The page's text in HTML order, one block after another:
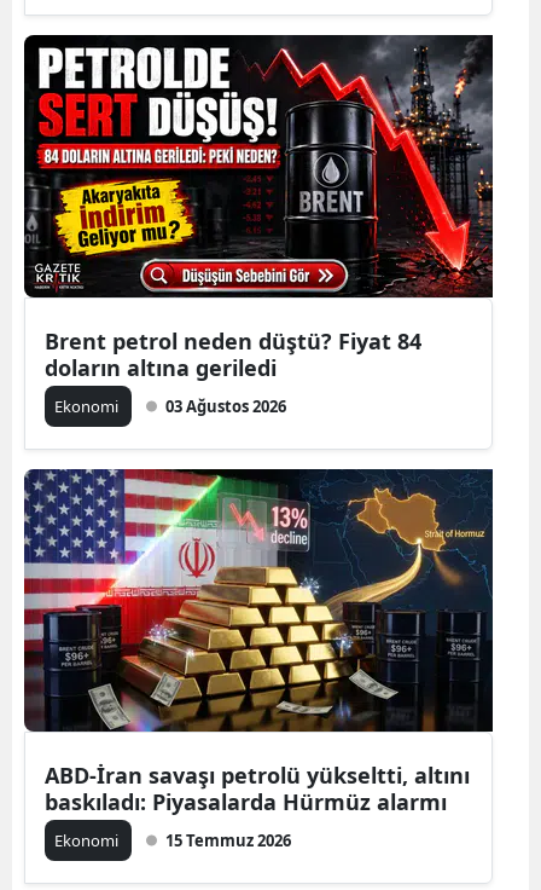
Brent petrol neden düştü? Fiyat 84
doların altına geriledi
Ekonomi 03 Ağustos 2026
ABD-İran savaşı petrolü yükseltti, altını
baskıladı: Piyasalarda Hürmüz alarmı
Ekonomi 15 Temmuz 2026